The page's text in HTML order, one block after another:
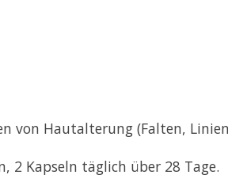
von Hautalterung (Falten,
2 Kapseln täglich über 28 Tage.